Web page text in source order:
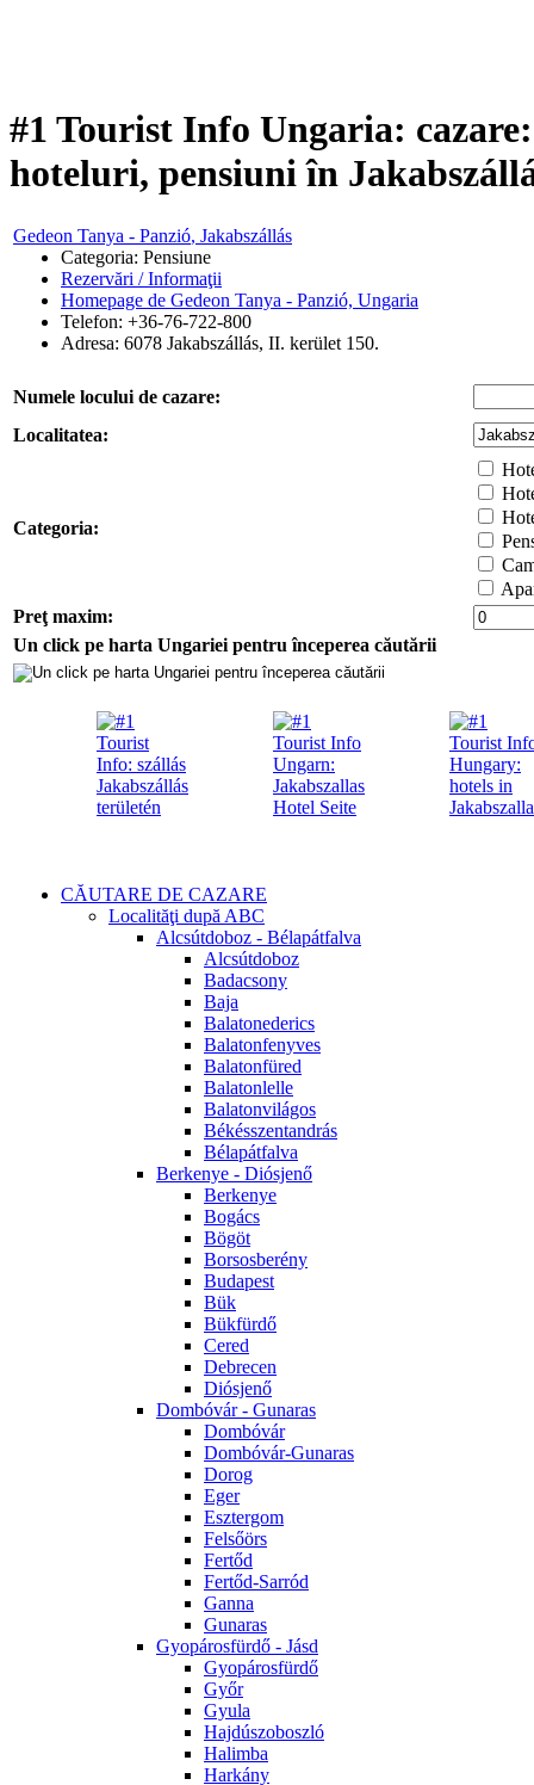
#1 Tourist Info Ungaria:
hoteluri, pensiuni în
Gedeon Tanya - Panzió, Jakabszállás
Categoria: Pensiune
Rezervări / Informaţii
Homepage de Gedeon Tanya - Panzió, Ungaria
Telefon: +36-76-722-800
Adresa: 6078 Jakabszállás, II. kerület 150.
Numele locului de cazare:
Localitatea:
Categoria:
Preţ maxim:
Un click pe harta Ungariei pentru începerea căutării
CĂUTARE DE CAZARE
Localităţi după ABC
Alcsútdoboz - Bélapátfalva
Alcsútdoboz
Badacsony
Baja
Balatonederics
Balatonfenyves
Balatonfüred
Balatonlelle
Balatonvilágos
Békésszentandrás
Bélapátfalva
Berkenye - Diósjenő
Berkenye
Bogács
Bögöt
Borsosberény
Budapest
Bük
Bükfürdő
Cered
Debrecen
Diósjenő
Dombóvár - Gunaras
Dombóvár
Dombóvár-Gunaras
Dorog
Eger
Esztergom
Felsőörs
Fertőd
Fertőd-Sarród
Ganna
Gunaras
Gyopárosfürdő - Jásd
Gyopárosfürdő
Győr
Gyula
Hajdúszoboszló
Halimba
Harkány